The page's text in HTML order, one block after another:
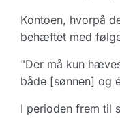
Kontoen, hvorpå
behæftet med
"Der må kun
både [sønnen] og
I perioden frem til